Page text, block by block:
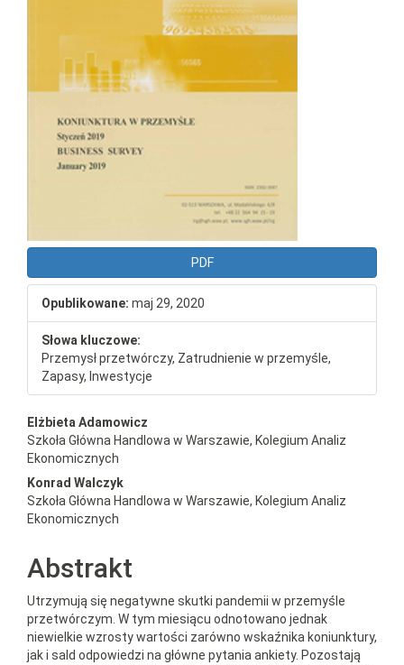
PDF
Opublikowane: maj 29, 2020
Słowa kluczowe:
Przemysł przetwórczy, Zatrudnienie w przemyśle,
Zapasy, Inwestycje
Elżbieta Adamowicz
Szkoła Główna Handlowa w Warszawie, Kolegium Analiz
Ekonomicznych
Konrad Walczyk
Szkoła Główna Handlowa w Warszawie, Kolegium Analiz
Ekonomicznych
Abstrakt
Utrzymują się negatywne skutki pandemii w przemyśle
przetwórczym. W tym miesiącu odnotowano jednak
niewielkie wzrosty wartości zarówno wskaźnika koniunktury,
jak i sald odpowiedzi na główne pytania ankiety. Pozostają